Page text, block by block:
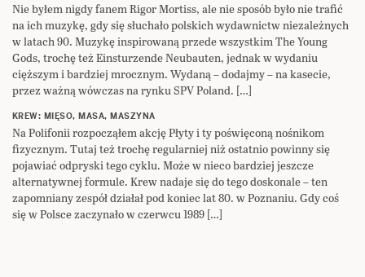
Nie byłem nigdy fanem Rigor Mortiss, ale nie sposób było nie trafić
na ich muzykę, gdy się słuchało polskich wydawnictw niezależnych
w latach 90. Muzykę inspirowaną przede wszystkim The Young
Gods, trochę też Einsturzende Neubauten, jednak w wydaniu
cięższym i bardziej mrocznym. Wydaną – dodajmy – na kasecie,
przez ważną wówczas na rynku SPV Poland. […]
KREW: MIĘSO, MASA, MASZYNA
Na Polifonii rozpocząłem akcję Płyty i ty poświęconą nośnikom
fizycznym. Tutaj też trochę regularniej niż ostatnio powinny się
pojawiać odpryski tego cyklu. Może w nieco bardziej jeszcze
alternatywnej formule. Krew nadaje się do tego doskonale – ten
zapomniany zespół działał pod koniec lat 80. w Poznaniu. Gdy coś
się w Polsce zaczynało w czerwcu 1989 […]